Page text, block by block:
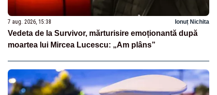
7 aug. 2026, 15:38 Ionuț Nichita
Vedeta de la Survivor, mărturisire emoționantă după
moartea lui Mircea Lucescu: „Am plâns”